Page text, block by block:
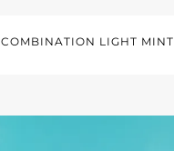
LIGHT MINT
: